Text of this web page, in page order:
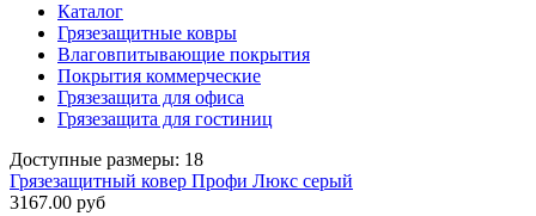
Каталог
Грязезащитные ковры
Влаговпитывающие покрытия
Покрытия коммерческие
Грязезащита для офиса
Грязезащита для гостиниц
Доступные размеры: 18
Грязезащитный ковер Профи Люкс серый
3167.00 руб